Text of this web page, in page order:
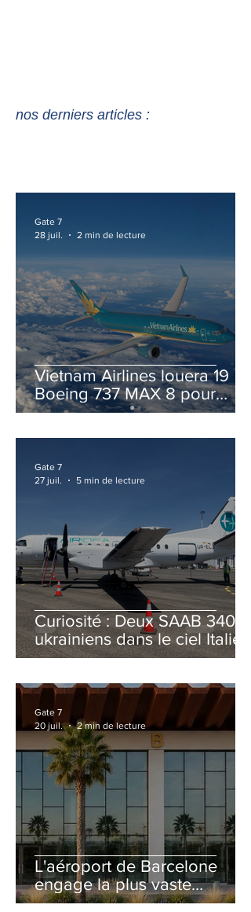
nos derniers articles :
Vietnam Airlines louera 19
Boeing 737 MAX 8 pour
accélérer la modernisation
Gate 7
28 juil.
2 min de lecture
Curiosité : Deux SAAB 340B
ukrainiens dans le ciel Italien
cet été
Gate 7
27 juil.
5 min de lecture
L'aéroport de Barcelone
engage la plus vaste
rénovation de son Terminal
Gate 7
20 juil.
2 min de lecture